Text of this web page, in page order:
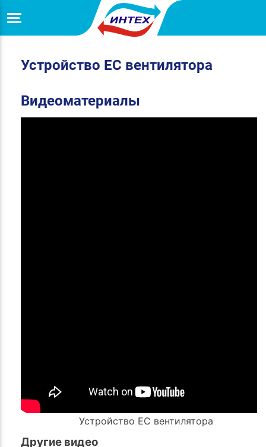
Устройство ЕС вентилятора
Видеоматериалы
Устройство ЕС вентилятора
Другие видео